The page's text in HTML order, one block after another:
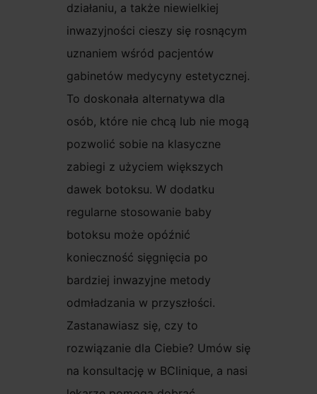
działaniu, a także niewielkiej
inwazyjności cieszy się rosnącym
uznaniem wśród pacjentów
gabinetów medycyny estetycznej.
To doskonała alternatywa dla
osób, które nie chcą lub nie mogą
pozwolić sobie na klasyczne
zabiegi z użyciem większych
dawek botoksu. W dodatku
regularne stosowanie baby
botoksu może opóźnić
konieczność sięgnięcia po
bardziej inwazyjne metody
odmładzania w przyszłości.
Zastanawiasz się, czy to
rozwiązanie dla Ciebie? Umów się
na konsultację w BClinique, a nasi